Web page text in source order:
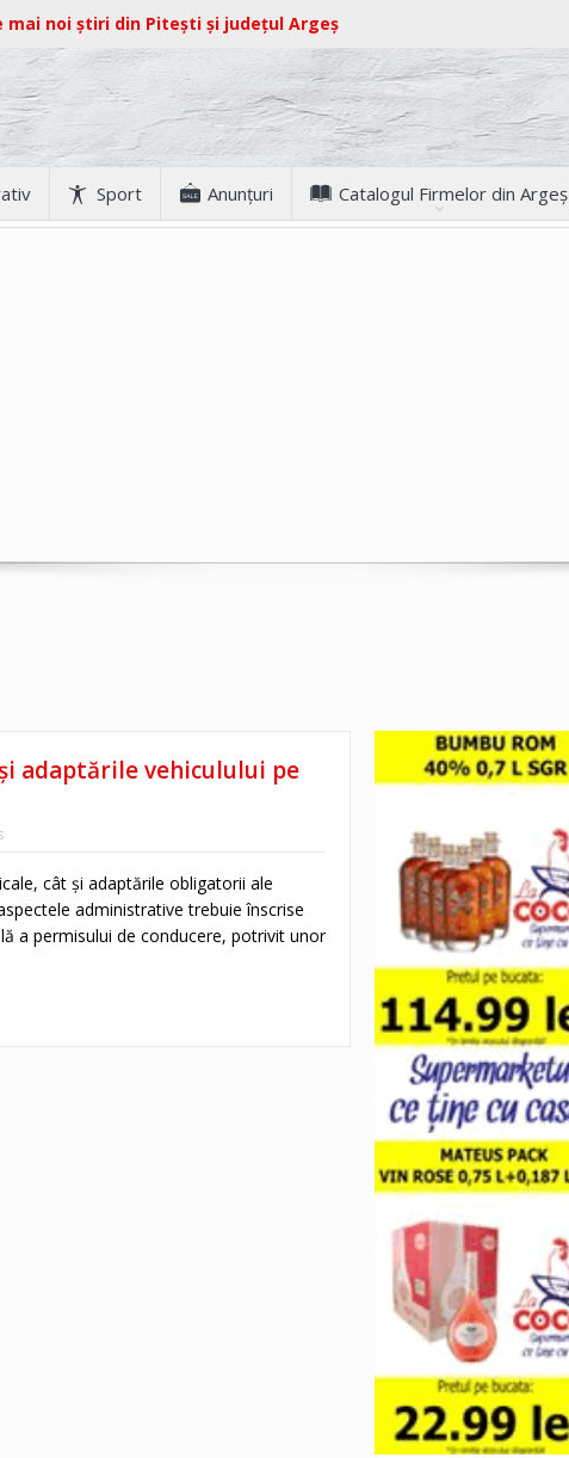
mai noi știri din Pitești și județul Argeș
Sport Anunţuri Catalogul Firmelor din Argeș
adaptările vehiculului pe
cât și adaptările obligatorii ale
administrative trebuie înscrise
a permisului de conducere, potrivit unor